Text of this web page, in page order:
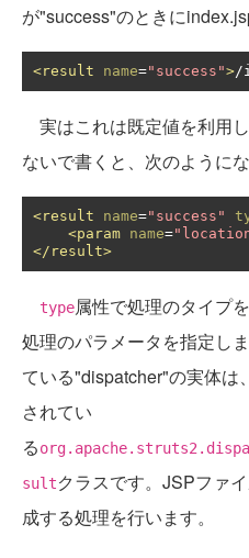
が"success"のときに
<result name="success">/
実はこれは既定値を利用
ないで書くと、次のようにな
<result name="success"
<param name=
</result>
type属性で処理のタイプを
処理のパラメータを指定し
ている"dispatcher"の実体は
されてい
る
sultクラスです。JSPファ
成する処理を行います。